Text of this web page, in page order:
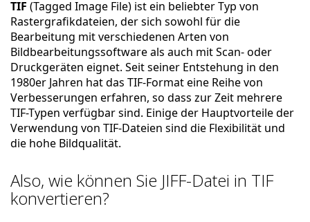
TIF (Tagged Image File) ist ein beliebter Typ von
Rastergrafikdateien, der sich sowohl für die
Bearbeitung mit verschiedenen Arten von
Bildbearbeitungssoftware als auch mit Scan- oder
Druckgeräten eignet. Seit seiner Entstehung in den
1980er Jahren hat das TIF-Format eine Reihe von
Verbesserungen erfahren, so dass zur Zeit mehrere
TIF-Typen verfügbar sind. Einige der Hauptvorteile der
Verwendung von TIF-Dateien sind die Flexibilität und
die hohe Bildqualität.
Also, wie können Sie JIFF-Datei in TIF
konvertieren?